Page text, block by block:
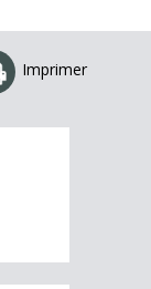
Imprimer